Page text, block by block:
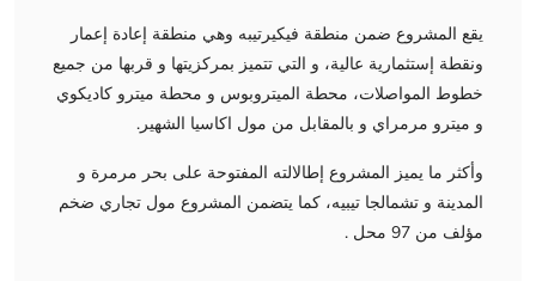
يقع المشروع ضمن منطقة فيكيرتيبه وهي منطقة إعادة إعمار
ونقطة إستثمارية عالية، و التي تتميز بمركزيتها و قربها من جميع
خطوط المواصلات، محطة الميتروبوس و محطة ميترو كاديكوي
و ميترو مرمراي و بالمقابل من مول اكاسيا الشهير.
وأكثر ما يميز المشروع إطالالته المفتوحة على بحر مرمرة و
المدينة و تشمالجا تيبيه، كما يتضمن المشروع مول تجاري ضخم
مؤلف من 97 محل .